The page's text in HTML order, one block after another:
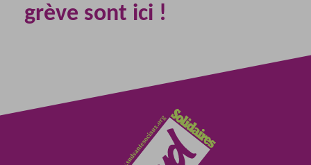
grève sont ici !